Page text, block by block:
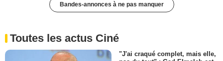
Bandes-annonces à ne pas manquer
Toutes les actus Ciné
"J'ai craqué complet, mais elle,